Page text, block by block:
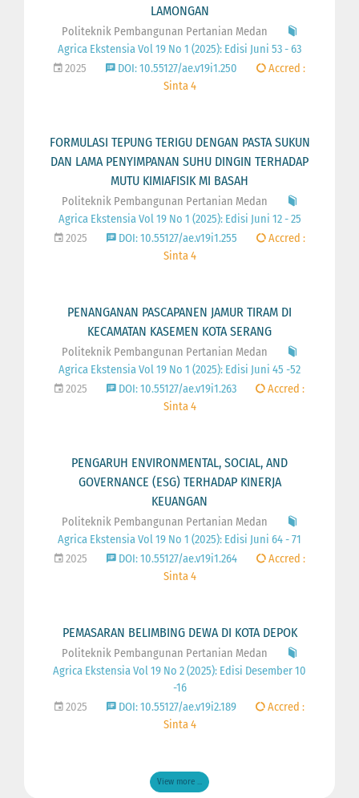
LAMONGAN
Politeknik Pembangunan Pertanian Medan
Agrica Ekstensia Vol 19 No 1 (2025): Edisi Juni 53 - 63
2025
DOI: 10.55127/ae.v19i1.250
Accred :
Sinta 4
FORMULASI TEPUNG TERIGU DENGAN PASTA SUKUN
DAN LAMA PENYIMPANAN SUHU DINGIN TERHADAP
MUTU KIMIAFISIK MI BASAH
Politeknik Pembangunan Pertanian Medan
Agrica Ekstensia Vol 19 No 1 (2025): Edisi Juni 12 - 25
2025
DOI: 10.55127/ae.v19i1.255
Accred :
Sinta 4
PENANGANAN PASCAPANEN JAMUR TIRAM DI
KECAMATAN KASEMEN KOTA SERANG
Politeknik Pembangunan Pertanian Medan
Agrica Ekstensia Vol 19 No 1 (2025): Edisi Juni 45 -52
2025
DOI: 10.55127/ae.v19i1.263
Accred :
Sinta 4
PENGARUH ENVIRONMENTAL, SOCIAL, AND
GOVERNANCE (ESG) TERHADAP KINERJA
KEUANGAN
Politeknik Pembangunan Pertanian Medan
Agrica Ekstensia Vol 19 No 1 (2025): Edisi Juni 64 - 71
2025
DOI: 10.55127/ae.v19i1.264
Accred :
Sinta 4
PEMASARAN BELIMBING DEWA DI KOTA DEPOK
Politeknik Pembangunan Pertanian Medan
Agrica Ekstensia Vol 19 No 2 (2025): Edisi Desember 10
-16
2025
DOI: 10.55127/ae.v19i2.189
Accred :
Sinta 4
View more ...